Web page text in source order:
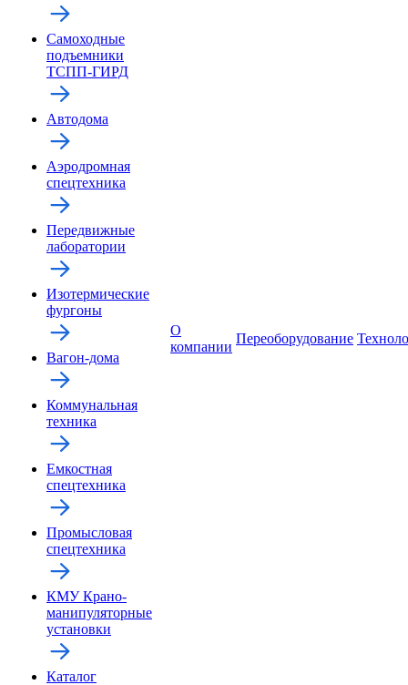
Самоходные
подъемники
ТСПП-ГИРД
Автодома
Аэродромная
спецтехника
Передвижные
лаборатории
Изотермические
фургоны
Вагон-дома
Коммунальная
техника
Емкостная
спецтехника
Промысловая
спецтехника
КМУ Крано-
манипуляторные
установки
Каталог
О
компании
Переоборудование